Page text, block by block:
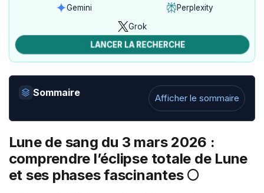
avec
avec
Gemini
Ouvrir
Gemini
Perplexity
Ouvrir
Perplexity
Grok
Ouvrir
avec
Grok
LANCER LA RECHERCHE
Sommaire Afficher le sommaire
Lune de sang du 3 mars 2026 :
comprendre l’éclipse totale de Lune
et ses phases fascinantes 🌕